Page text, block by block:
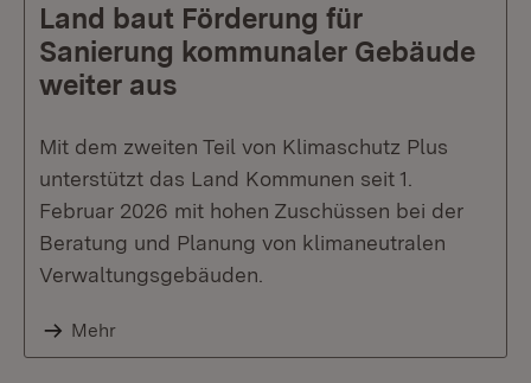
Land baut Förderung für
Sanierung kommunaler Gebäude
weiter aus
Mit dem zweiten Teil von Klimaschutz Plus
unterstützt das Land Kommunen seit 1.
Februar 2026 mit hohen Zuschüssen bei der
Beratung und Planung von klimaneutralen
Verwaltungsgebäuden.
Mehr